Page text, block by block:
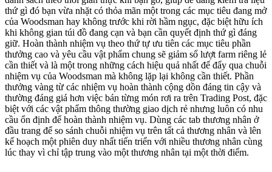
thứ gì đó bạn vừa nhặt có thỏa mãn một trong các mục tiêu đang mở
của Woodsman hay không trước khi rời hầm ngục, đặc biệt hữu ích
khi không gian túi đồ đang cạn và bạn cần quyết định thứ gì đáng
giữ. Hoàn thành nhiệm vụ theo thứ tự ưu tiên các mục tiêu phần
thưởng cao và yêu cầu vật phẩm chung sẽ giảm số lượt farm riêng lẻ
cần thiết và là một trong những cách hiệu quả nhất để đẩy qua chuỗi
nhiệm vụ của Woodsman mà không lặp lại không cần thiết. Phần
thưởng vàng từ các nhiệm vụ hoàn thành cộng dồn đáng tin cậy và
thường đáng giá hơn việc bán từng món rơi ra trên Trading Post, đặc
biệt với các vật phẩm thông thường giao dịch rẻ nhưng luôn có nhu
cầu ổn định để hoàn thành nhiệm vụ. Dùng các tab thương nhân ở
đầu trang để so sánh chuỗi nhiệm vụ trên tất cả thương nhân và lên
kế hoạch một phiên duy nhất tiến triển với nhiều thương nhân cùng
lúc thay vì chỉ tập trung vào một thương nhân tại một thời điểm.